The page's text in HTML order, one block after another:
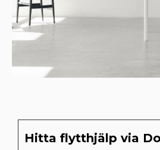
Hitta flytthjälp via